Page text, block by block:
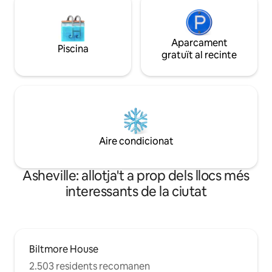
Piscina
Aparcament
gratuït al recinte
Aire condicionat
Asheville: allotja't a prop dels llocs més
interessants de la ciutat
Biltmore House
2.503 residents recomanen